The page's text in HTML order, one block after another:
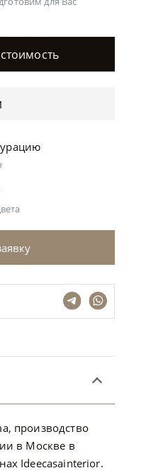
производство
в Москве в
Ideecasainterior.